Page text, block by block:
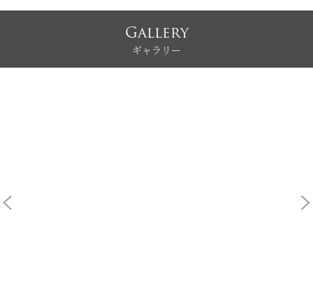
Gallery
ギャラリー